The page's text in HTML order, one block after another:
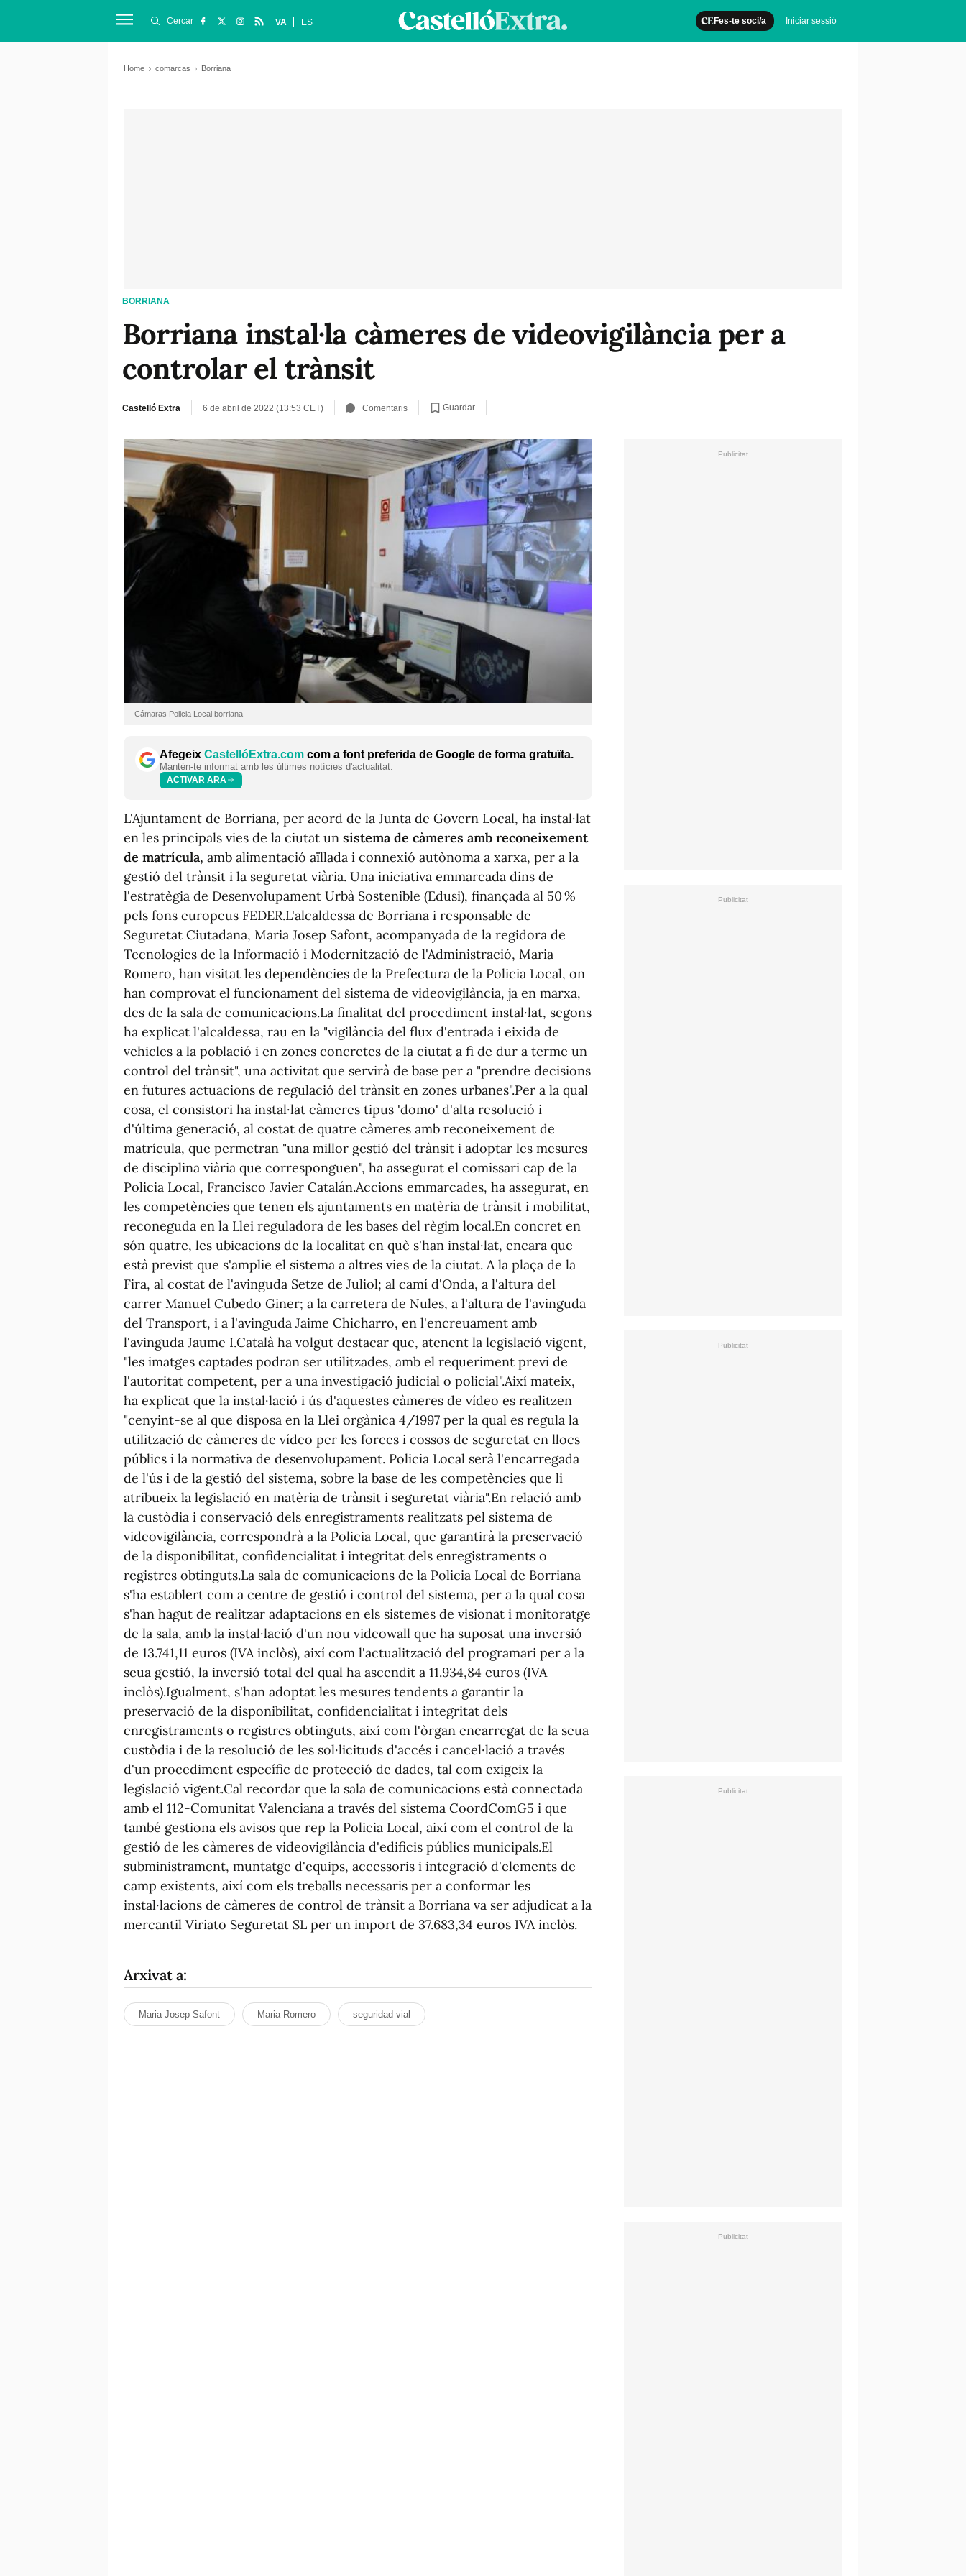
Fes-te soci/a Iniciar sessió
Cercar VA ES
Home comarcas Borriana
BORRIANA
Borriana instal·la càmeres de videovigilància per a
controlar el trànsit
Castelló Extra 6 de abril de 2022 (13:53 CET) Comentaris Guardar
Cámaras Policia Local borriana
Afegeix CastellóExtra.com com a font preferida de Google de forma gratuïta.
Mantén-te informat amb les últimes notícies d'actualitat.
ACTIVAR ARA
L'Ajuntament de Borriana, per acord de la Junta de Govern Local, ha instal·lat
en les principals vies de la ciutat un sistema de càmeres amb reconeixement
de matrícula, amb alimentació aïllada i connexió autònoma a xarxa, per a la
gestió del trànsit i la seguretat viària. Una iniciativa emmarcada dins de
l'estratègia de Desenvolupament Urbà Sostenible (Edusi), finançada al 50 %
pels fons europeus FEDER.L'alcaldessa de Borriana i responsable de
Seguretat Ciutadana, Maria Josep Safont, acompanyada de la regidora de
Tecnologies de la Informació i Modernització de l'Administració, Maria
Romero, han visitat les dependències de la Prefectura de la Policia Local, on
han comprovat el funcionament del sistema de videovigilància, ja en marxa,
des de la sala de comunicacions.La finalitat del procediment instal·lat, segons
ha explicat l'alcaldessa, rau en la "vigilància del flux d'entrada i eixida de
vehicles a la població i en zones concretes de la ciutat a fi de dur a terme un
control del trànsit", una activitat que servirà de base per a "prendre decisions
en futures actuacions de regulació del trànsit en zones urbanes".Per a la qual
cosa, el consistori ha instal·lat càmeres tipus 'domo' d'alta resolució i
d'última generació, al costat de quatre càmeres amb reconeixement de
matrícula, que permetran "una millor gestió del trànsit i adoptar les mesures
de disciplina viària que corresponguen", ha assegurat el comissari cap de la
Policia Local, Francisco Javier Catalán.Accions emmarcades, ha assegurat, en
les competències que tenen els ajuntaments en matèria de trànsit i mobilitat,
reconeguda en la Llei reguladora de les bases del règim local.En concret en
són quatre, les ubicacions de la localitat en què s'han instal·lat, encara que
està previst que s'amplie el sistema a altres vies de la ciutat. A la plaça de la
Fira, al costat de l'avinguda Setze de Juliol; al camí d'Onda, a l'altura del
carrer Manuel Cubedo Giner; a la carretera de Nules, a l'altura de l'avinguda
del Transport, i a l'avinguda Jaime Chicharro, en l'encreuament amb
l'avinguda Jaume I.Català ha volgut destacar que, atenent la legislació vigent,
"les imatges captades podran ser utilitzades, amb el requeriment previ de
l'autoritat competent, per a una investigació judicial o policial".Així mateix,
ha explicat que la instal·lació i ús d'aquestes càmeres de vídeo es realitzen
"cenyint-se al que disposa en la Llei orgànica 4/1997 per la qual es regula la
utilització de càmeres de vídeo per les forces i cossos de seguretat en llocs
públics i la normativa de desenvolupament. Policia Local serà l'encarregada
de l'ús i de la gestió del sistema, sobre la base de les competències que li
atribueix la legislació en matèria de trànsit i seguretat viària".En relació amb
la custòdia i conservació dels enregistraments realitzats pel sistema de
videovigilància, correspondrà a la Policia Local, que garantirà la preservació
de la disponibilitat, confidencialitat i integritat dels enregistraments o
registres obtinguts.La sala de comunicacions de la Policia Local de Borriana
s'ha establert com a centre de gestió i control del sistema, per a la qual cosa
s'han hagut de realitzar adaptacions en els sistemes de visionat i monitoratge
de la sala, amb la instal·lació d'un nou videowall que ha suposat una inversió
de 13.741,11 euros (IVA inclòs), així com l'actualització del programari per a la
seua gestió, la inversió total del qual ha ascendit a 11.934,84 euros (IVA
inclòs).Igualment, s'han adoptat les mesures tendents a garantir la
preservació de la disponibilitat, confidencialitat i integritat dels
enregistraments o registres obtinguts, així com l'òrgan encarregat de la seua
custòdia i de la resolució de les sol·licituds d'accés i cancel·lació a través
d'un procediment específic de protecció de dades, tal com exigeix la
legislació vigent.Cal recordar que la sala de comunicacions està connectada
amb el 112-Comunitat Valenciana a través del sistema CoordComG5 i que
també gestiona els avisos que rep la Policia Local, així com el control de la
gestió de les càmeres de videovigilància d'edificis públics municipals.El
subministrament, muntatge d'equips, accessoris i integració d'elements de
camp existents, així com els treballs necessaris per a conformar les
instal·lacions de càmeres de control de trànsit a Borriana va ser adjudicat a la
mercantil Viriato Seguretat SL per un import de 37.683,34 euros IVA inclòs.
Arxivat a:
Maria Josep Safont Maria Romero seguridad vial